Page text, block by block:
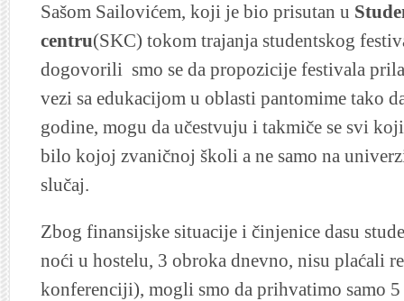
Sašom Sailovićem, koji je bio prisutan u
centru(SKC) tokom trajanja studentskog
dogovorili smo se da propozicije festivala
vezi sa edukacijom u oblasti pantomime tako
godine, mogu da učestvuju i takmiče se svi
bilo kojoj zvaničnoj školi a ne samo na
slučaj.
Zbog finansijske situacije i činjenice dasu
noći u hostelu, 3 obroka dnevno, nisu plaćali
konferenciji), mogli smo da prihvatimo samo